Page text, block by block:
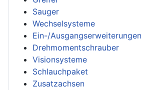
Sauger
Wechselsysteme
Ein-/Ausgangserweiterungen
Drehmomentschrauber
Visionsysteme
Schlauchpaket
Zusatzachsen